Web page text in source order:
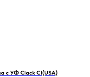
с УФ Clack CI(USA)